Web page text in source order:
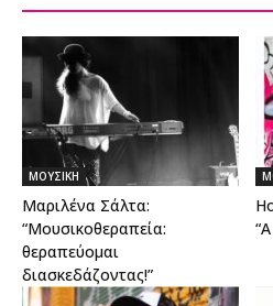
ΜΟΥΣΙΚΗ
Μαριλένα Σάλτα:
“Μουσικοθεραπεία:
θεραπεύομαι
διασκεδάζοντας!”